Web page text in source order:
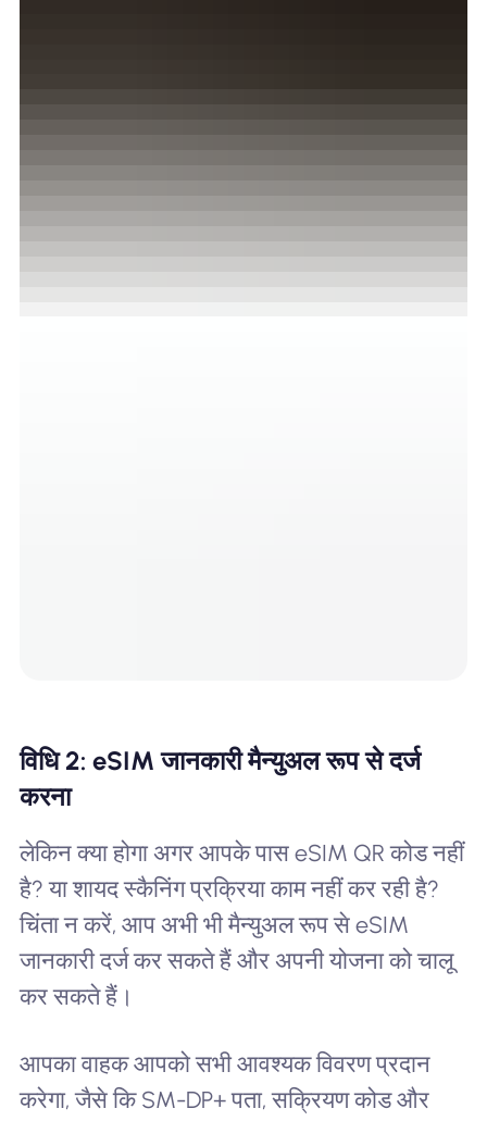
विधि 2: eSIM जानकारी मैन्युअल रूप से दर्ज
करना
लेकिन क्या होगा अगर आपके पास eSIM QR कोड नहीं
है? या शायद स्कैनिंग प्रक्रिया काम नहीं कर रही है?
चिंता न करें, आप अभी भी मैन्युअल रूप से eSIM
जानकारी दर्ज कर सकते हैं और अपनी योजना को चालू
कर सकते हैं।
आपका वाहक आपको सभी आवश्यक विवरण प्रदान
करेगा, जैसे कि SM-DP+ पता, सक्रियण कोड और